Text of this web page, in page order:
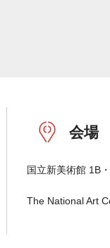
会場
国立新美術館 1B
The National Art